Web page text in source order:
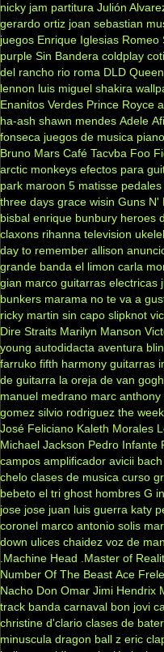
nicky jam partitura Julión
gerardo ortiz joan sebastian
juegos Enrique Iglesias Romeo
purple Sin Bandera coldplay coti
del rancho rio roma DLD Queen
lennon luis miguel shakira
Enanitos Verdes Prince Royce
ha-ash shawn mendes Adele
fonseca juegos de musica
Bruno Mars Café Tacvba Foo
arctic monkeys efectos para
park maroon 5 matisse
three days grace wisin Guns N'
bisbal enrique bunbury heroes
claxons rihanna television
day to remember allison
grande banda el limon carla
gian marco guitarras electricas
bunkers marama no te va a
ricky martin sin capo slipknot
Dire Straits Marilyn Manson
young autodidacta aventura
farruko fifth harmony guitarras
de guitarra la oreja de van gogh
manuel medrano marc anthony
gomez silvio rodriguez the
José Feliciano Kaleth Morales
Michael Jackson Pedro Infante
campos amplificador avicii bach
chelo clases de musica curso
bebeto el tri ghost hombres G
jose jose juan luis guerra katy
coronel marco antonio solis
down ulices chaidez voz de
.Machine Head
.Master of
Number Of The Beast Ace
Nacho Don Omar Jimi Hendrix
track banda carnaval bon jovi
christine d'clario clases de
minuscula dragon ball z eric